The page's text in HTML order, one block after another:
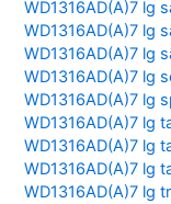
WD1316AD(A)7 lg
WD1316AD(A)7 lg
WD1316AD(A)7 lg
WD1316AD(A)7 lg
WD1316AD(A)7 lg
WD1316AD(A)7 lg
WD1316AD(A)7 lg
WD1316AD(A)7 lg
WD1316AD(A)7 lg